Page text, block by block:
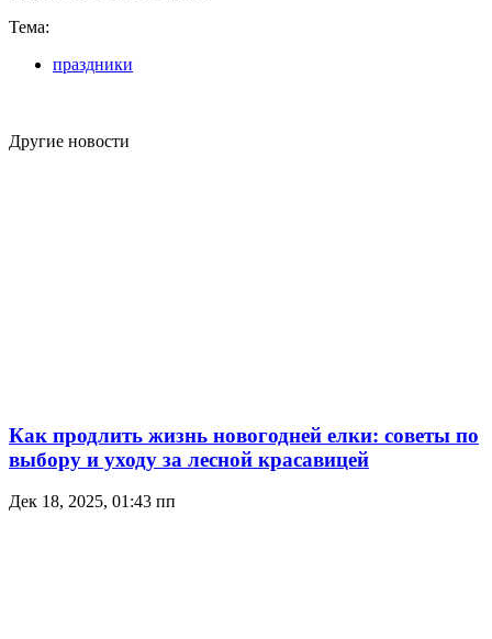
Тема:
праздники
Другие новости
Как продлить жизнь новогодней елки: советы по
выбору и уходу за лесной красавицей
Дек 18, 2025, 01:43 пп